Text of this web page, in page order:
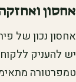
אחסון
אחסון נכון של
יש להעניק
טמפרטורה